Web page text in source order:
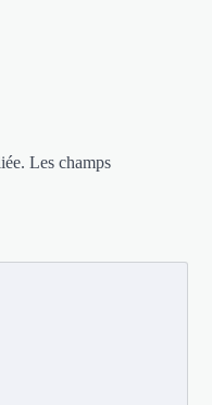
Les champs